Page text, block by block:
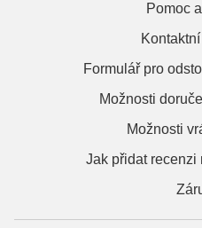
Pomoc
Formulář pro
Možnosti
Možnosti
Jak přidat